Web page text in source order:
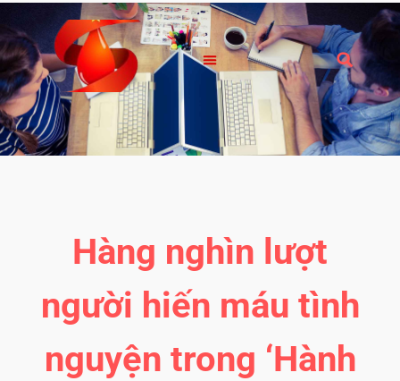
Hàng nghìn lượt
người hiến máu tình
nguyện trong ‘Hành